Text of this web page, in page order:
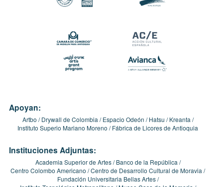
Apoyan:
Artbo Drywall de Colombia Espacio Odeón Hatsu
Kreanta
Instituto Superio Mariano Moreno
Fábrica de Licores de Antioquia
Instituciones Adjuntas:
Academia Superior de Artes
Banco de la República
Centro Colombo Americano Centro de Desarrollo Cultural de Moravia
Fundación Universitaria Bellas Artes